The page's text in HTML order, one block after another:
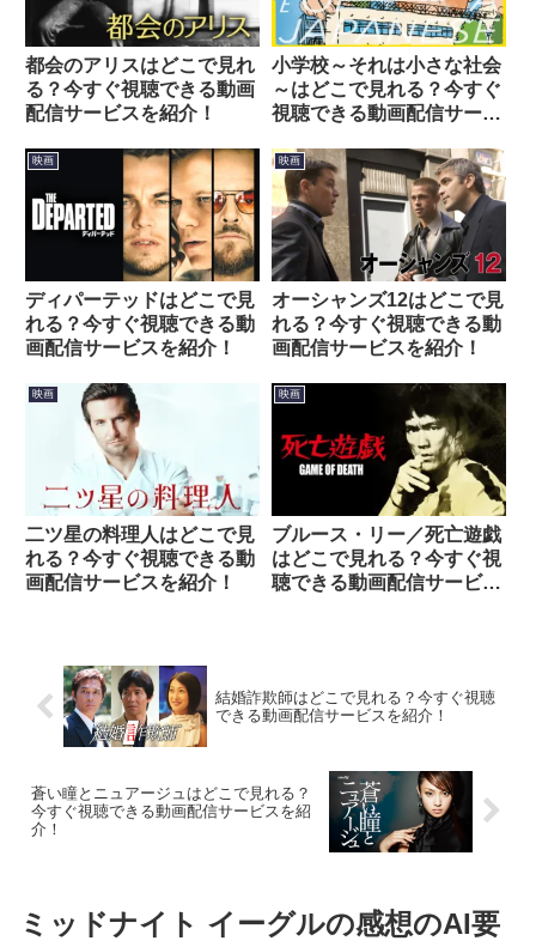
都会のアリスはどこで見れ
る？今すぐ視聴できる動画
配信サービスを紹介！
小学校～それは小さな社会
～はどこで見れる？今すぐ
視聴できる動画配信サービ
映画
ディパーテッドはどこで見
れる？今すぐ視聴できる動
画配信サービスを紹介！
映画
オーシャンズ12はどこで見
れる？今すぐ視聴できる動
画配信サービスを紹介！
映画
二ツ星の料理人はどこで見
れる？今すぐ視聴できる動
画配信サービスを紹介！
映画
ブルース・リー／死亡遊戯
はどこで見れる？今すぐ視
聴できる動画配信サービス
結婚詐欺師はどこで見れる？今すぐ視聴
できる動画配信サービスを紹介！
蒼い瞳とニュアージュはどこで見れる？
今すぐ視聴できる動画配信サービスを紹
介！
ミッドナイト イーグルの感想のAI要